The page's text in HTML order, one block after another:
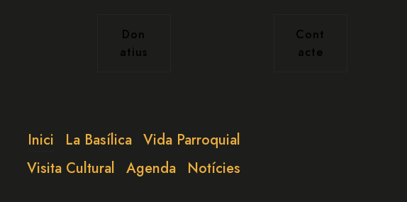
Don
atius
Cont
acte
Inici La Basílica Vida Parroquial
Visita Cultural
Agenda Notícies